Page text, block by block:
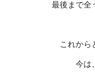
最後まで全
これから
今は